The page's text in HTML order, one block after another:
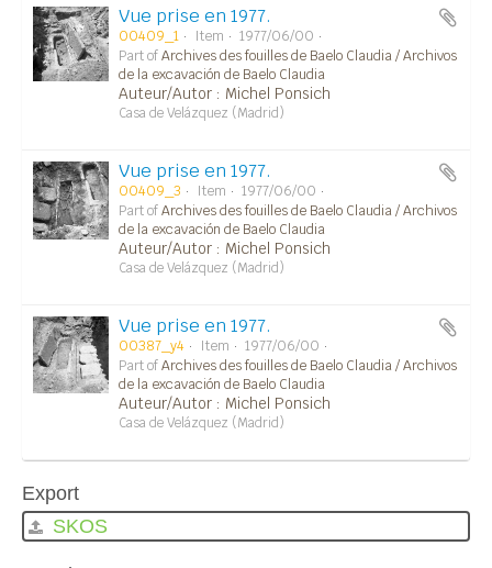
Vue prise en 1977.
00409_1 Item
1977/06/00
Part ofArchives des fouilles de Baelo Claudia / Archivos
de la excavación de Baelo Claudia
Auteur/Autor : Michel Ponsich
Casa de Velázquez (Madrid)
Vue prise en 1977.
00409_3 Item
1977/06/00
Part ofArchives des fouilles de Baelo Claudia / Archivos
de la excavación de Baelo Claudia
Auteur/Autor : Michel Ponsich
Casa de Velázquez (Madrid)
Vue prise en 1977.
00387_y4 Item
1977/06/00
Part ofArchives des fouilles de Baelo Claudia / Archivos
de la excavación de Baelo Claudia
Auteur/Autor : Michel Ponsich
Casa de Velázquez (Madrid)
Export
SKOS